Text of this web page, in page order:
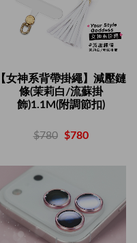
【女神系背帶掛繩】減壓鏈
條(茉莉白/流蘇掛
飾)1.1M(附調節扣)
$780 $780